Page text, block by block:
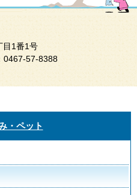
1番1号
0467-57-8388
・ペット